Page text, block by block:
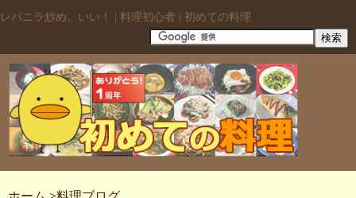
レバニラ炒め。いい！ | 料理初心者 | 初めての料理